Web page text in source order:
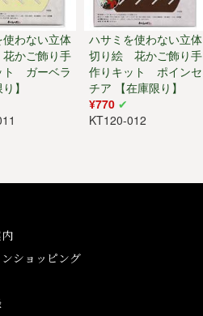
わない立体
かご飾り手
ト ガーベラ
】
ハサミを使わない立体
切り絵 花かご飾り手
作りキット ポインセ
チア 【在庫限り】
¥770
KT120-012
ショッピング